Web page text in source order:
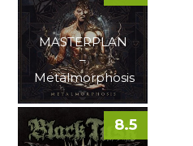
MASTERPLAN
–
Metalmorphosis
8.5